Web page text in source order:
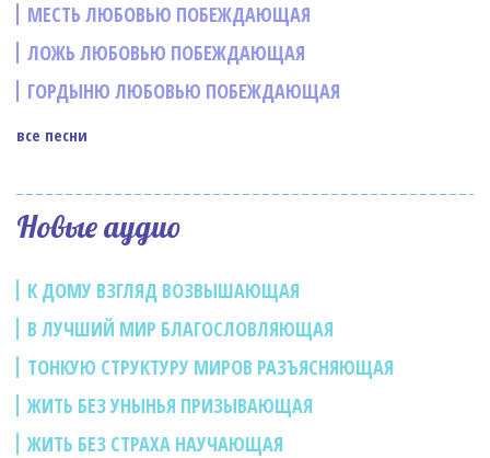
МЕСТЬ ЛЮБОВЬЮ ПОБЕЖДАЮЩАЯ
ЛОЖЬ ЛЮБОВЬЮ ПОБЕЖДАЮЩАЯ
ГОРДЫНЮ ЛЮБОВЬЮ ПОБЕЖДАЮЩАЯ
все песни
Новые аудио
К ДОМУ ВЗГЛЯД ВОЗВЫШАЮЩАЯ
В ЛУЧШИЙ МИР БЛАГОСЛОВЛЯЮЩАЯ
ТОНКУЮ СТРУКТУРУ МИРОВ РАЗЪЯСНЯЮЩАЯ
ЖИТЬ БЕЗ УНЫНЬЯ ПРИЗЫВАЮЩАЯ
ЖИТЬ БЕЗ СТРАХА НАУЧАЮЩАЯ